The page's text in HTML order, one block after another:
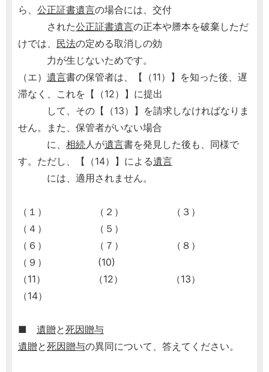
ら、 公正証書遺言の場合には、交付
された公正証書遺言の正本や謄本を破棄しただ
けでは、 民法の定める取消しの効
力が生じないためです。
（エ） 遺言書の保管者は、【（11）】を知った後、遅
滞なく、これを【（12）】に提出
して、その【（13）】を請求しなければなりま
せん。また、保管者がいない場合
に、 相続人が遺言書を発見した後も、同様で
す。ただし、【（14）】による遺言
には、適用されません。
（１） （２） （３）
（４） （５）
（６） （７） （８）
（９） (10)
（11） （12） （13）
（14）
■ 遺贈と死因贈与
遺贈と死因贈与の異同について、答えてください。